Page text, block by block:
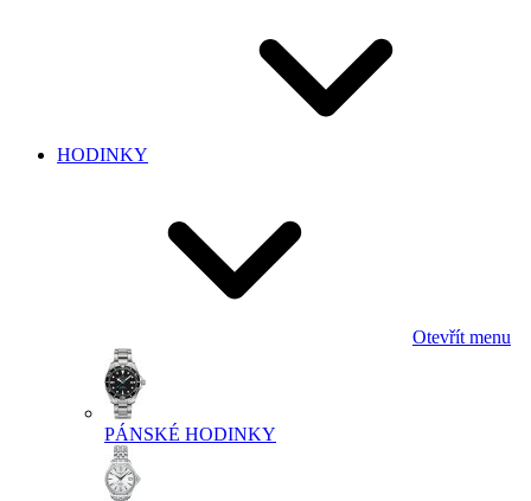
HODINKY
Otevřít menu
PÁNSKÉ HODINKY